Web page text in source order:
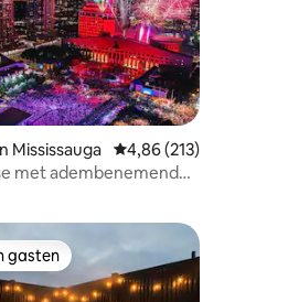
uit 5, 184 recensies
Mississauga Gemiddelde
4,86 (213)
met adembenemend
gasten
gasten